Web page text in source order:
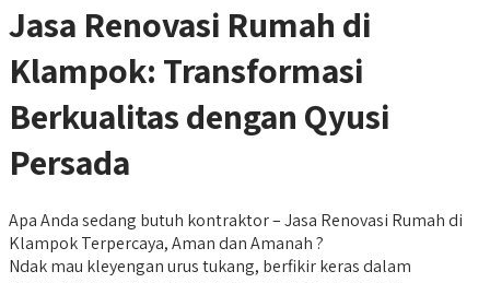
Jasa Renovasi Rumah di
Klampok: Transformasi
Berkualitas dengan Qyusi
Persada
Apa Anda sedang butuh kontraktor – Jasa Renovasi Rumah di
Klampok Terpercaya, Aman dan Amanah ?
Ndak mau kleyengan urus tukang, berfikir keras dalam